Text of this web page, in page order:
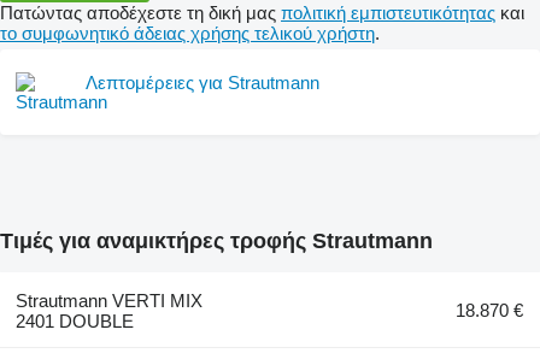
Πατώντας αποδέχεστε τη δική μας πολιτική εμπιστευτικότητας και
το συμφωνητικό άδειας χρήσης τελικού χρήστη.
Λεπτομέρειες για Strautmann
Τιμές για αναμικτήρες τροφής Strautmann
Strautmann VERTI MIX
2401 DOUBLE
18.870 €